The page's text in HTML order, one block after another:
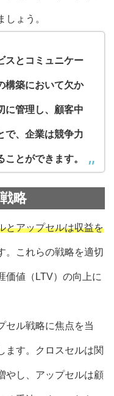
ょう。
スとコミュニケー
構築において欠か
に管理し、顧客中
で、企業は競争力
とができます。
略
とアップセルは収益を
。これらの戦略を適切
価値（LTV）の向上に
セル戦略に焦点を当
ます。クロスセルは関
やし、アップセルは顧